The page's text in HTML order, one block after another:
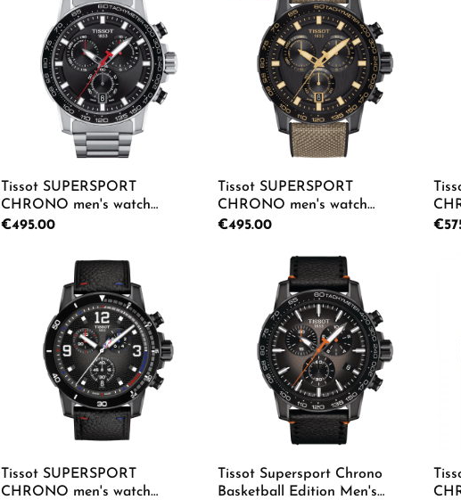
Tissot SUPERSPORT
CHRONO men's watch
T125.617.11.051.00
Regular price:
€495.00
Product Quantity: Enter the desired amount
Tissot SUPERSPORT
CHRONO men's watch
T125.617.37.051.01
Regular price:
€495.00
Product Quantity:
Tissot SUPERSPORT
CHRONO men's watch
Tissot Supersport Chrono
Basketball Edition Men's